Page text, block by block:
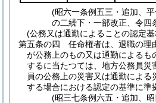
(昭六一条例五三・追加、
の二繰下・一部改正、令四
(公務又は通勤によることの認定
第五条の四
任命権者は、退職の理
が公務上のもの又は通勤によるも
するに当たつては、地方公務員災
員の公務上の災害又は通勤による
する場合における認定の基準に準
(昭三七条例六五・追加、